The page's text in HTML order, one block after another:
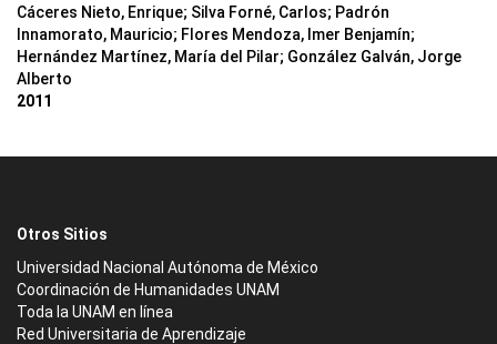
Cáceres Nieto, Enrique; Silva Forné, Carlos; Padrón
Innamorato, Mauricio; Flores Mendoza, Imer Benjamín;
Hernández Martínez, María del Pilar; González Galván, Jorge
Alberto
2011
Otros Sitios
Universidad Nacional Autónoma de México
Coordinación de Humanidades UNAM
Toda la UNAM en línea
Red Universitaria de Aprendizaje